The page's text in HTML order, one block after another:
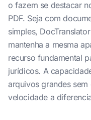
o fazem se destacar
PDF. Seja com
simples,
mantenha a mesma
recurso fundamental
jurídicos. A
arquivos grandes
velocidade a